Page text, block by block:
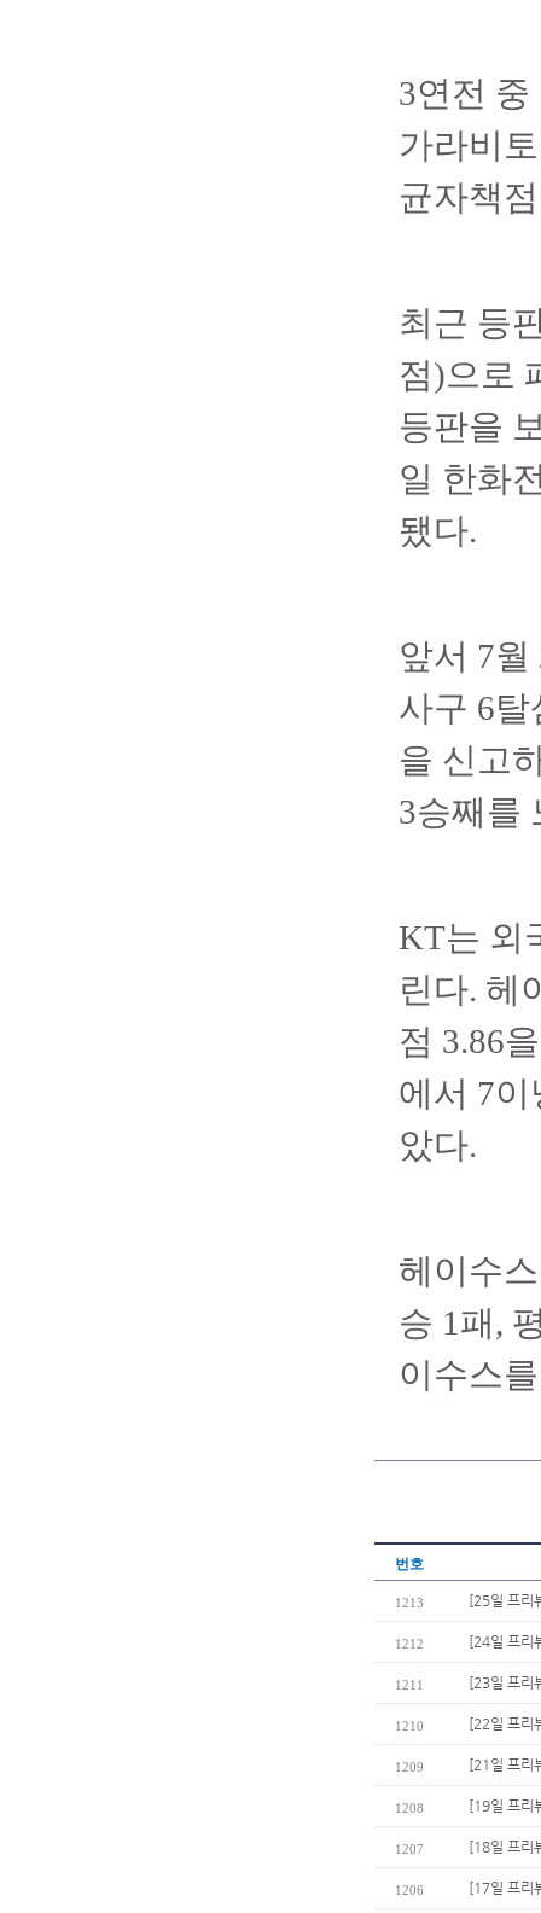
3연전
가라비
균자책
최근 등
점)으로
등판을
일 한화
됐다.
앞서 7월
사구 6
을 신고
3승째를
KT는 외
린다. 헤
점 3.86
에서 7
았다.
헤이수
승 1패,
이수스
번호
1213 [25일 프리
1212 [24일 프리
1211 [23일 프리
1210 [22일 프리
1209 [21일 프리
1208 [19일 프리
1207 [18일 프리
1206 [17일 프리